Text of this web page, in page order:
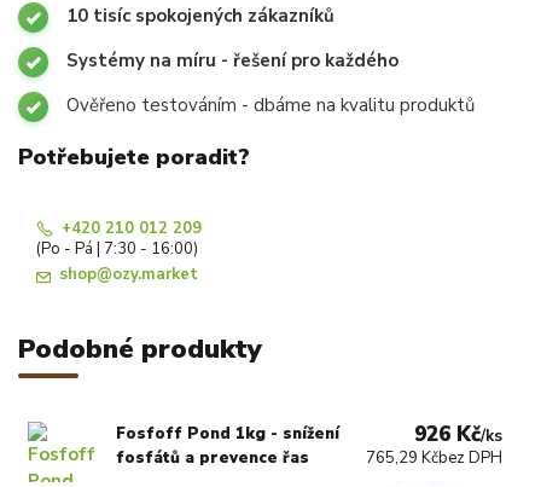
10 tisíc spokojených zákazníků
Systémy na míru - řešení pro každého
Ověřeno testováním - dbáme na kvalitu produktů
Potřebujete poradit?
+420 210 012 209
(Po - Pá | 7:30 - 16:00)
shop@ozy.market
Podobné produkty
Fosfoff Pond 1kg - snížení
fosfátů a prevence řas
926 Kč/ks
765,29 Kčbez DPH